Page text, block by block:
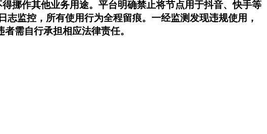
挪作其他业务用途。平台明确禁止将节点用于抖音、快手等
监控，所有使用行为全程留痕。一经监测发现违规使用，
需自行承担相应法律责任。